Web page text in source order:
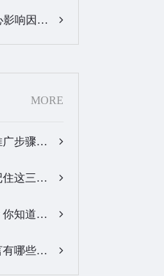
AI搜索引擎排名：核心影响因素与合规优化方法…
MORE
干货满满丨整合营销推广步骤梳理…
品牌营销该怎么做？记住这三步，让营销更有价值！…
全网营销和精准营销？你知道怎么做吗？…
新媒体推广于企业而言有哪些优势？…